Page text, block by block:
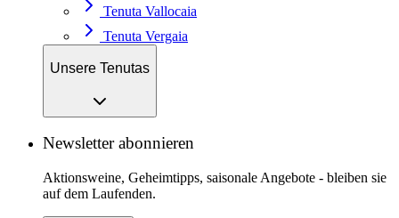
Tenuta Vallocaia
Tenuta Vergaia
Unsere Tenutas
Newsletter abonnieren
Aktionsweine, Geheimtipps, saisonale Angebote - bleiben sie
auf dem Laufenden.